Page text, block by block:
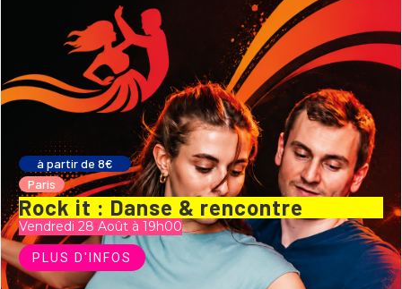
à partir de 8€
Paris
Rock it : Danse & rencontre
Vendredi 28 Août à 19h00
PLUS D'INFOS